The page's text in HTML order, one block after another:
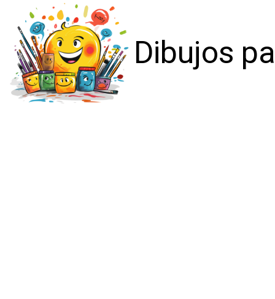
Dibujos